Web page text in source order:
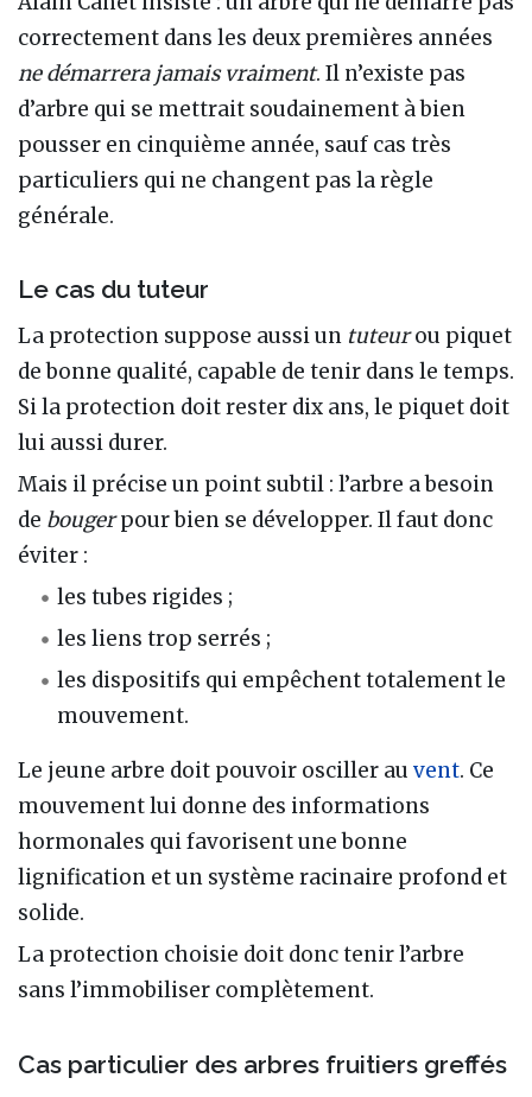
correctement dans les deux premières années
ne démarrera jamais vraiment. Il n’existe pas
d’arbre qui se mettrait soudainement à bien
pousser en cinquième année, sauf cas très
particuliers qui ne changent pas la règle
générale.
Le cas du tuteur
La protection suppose aussi un tuteurou piquet
de bonne qualité, capable de tenir dans le temps.
Si la protection doit rester dix ans, le piquet doit
lui aussi durer.
Mais il précise un point subtil : l’arbre a besoin
de bougerpour bien se développer. Il faut donc
éviter :
les tubes rigides ;
les liens trop serrés ;
les dispositifs qui empêchent totalement le
mouvement.
Le jeune arbre doit pouvoir osciller au vent. Ce
mouvement lui donne des informations
hormonales qui favorisent une bonne
lignification et un système racinaire profond et
solide.
La protection choisie doit donc tenir l’arbre
sans l’immobiliser complètement.
Cas particulier des arbres fruitiers greffés